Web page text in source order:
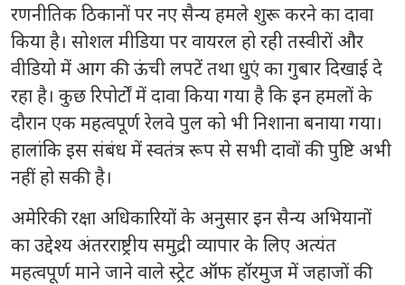
रणनीतिक ठिकानों पर नए सैन्य हमले शुरू करने का दावा
किया है। सोशल मीडिया पर वायरल हो रही तस्वीरों और
वीडियो में आग की ऊंची लपटें तथा धुएं का गुबार दिखाई दे
रहा है। कुछ रिपोर्टों में दावा किया गया है कि इन हमलों के
दौरान एक महत्वपूर्ण रेलवे पुल को भी निशाना बनाया गया।
हालांकि इस संबंध में स्वतंत्र रूप से सभी दावों की पुष्टि अभी
नहीं हो सकी है।
अमेरिकी रक्षा अधिकारियों के अनुसार इन सैन्य अभियानों
का उद्देश्य अंतरराष्ट्रीय समुद्री व्यापार के लिए अत्यंत
महत्वपूर्ण माने जाने वाले स्ट्रेट ऑफ हॉरमुज में जहाजों की